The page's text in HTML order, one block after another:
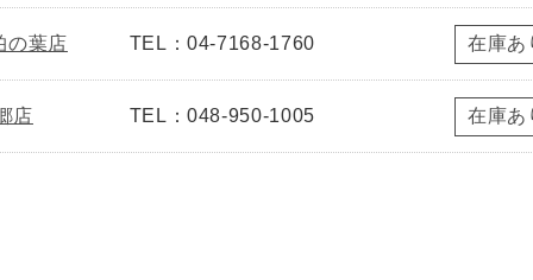
の葉店 TEL：04-7168-1760 在庫あ
店 TEL：048-950-1005 在庫あ